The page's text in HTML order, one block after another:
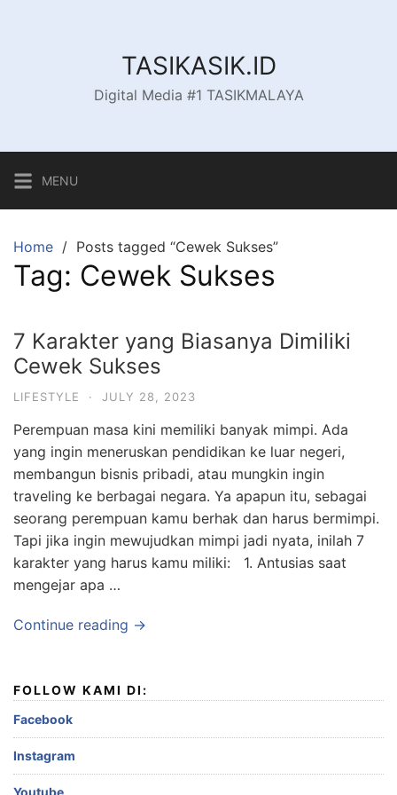
TASIKASIK.ID
Digital Media #1 TASIKMALAYA
MENU
Home Posts tagged “Cewek Sukses”
Tag: Cewek Sukses
7 Karakter yang Biasanya Dimiliki
Cewek Sukses
LIFESTYLE · JULY 28, 2023
Perempuan masa kini memiliki banyak mimpi. Ada
yang ingin meneruskan pendidikan ke luar negeri,
membangun bisnis pribadi, atau mungkin ingin
traveling ke berbagai negara. Ya apapun itu, sebagai
seorang perempuan kamu berhak dan harus bermimpi.
Tapi jika ingin mewujudkan mimpi jadi nyata, inilah 7
karakter yang harus kamu miliki: 1. Antusias saat
mengejar apa …
Continue reading →
FOLLOW KAMI DI:
Facebook
Instagram
Youtube